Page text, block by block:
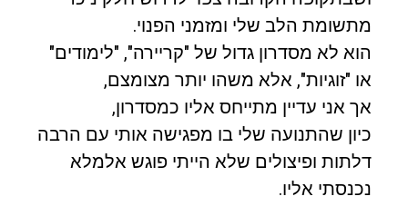
מתשומת הלב שלי ומזמני הפנוי.
הוא לא מסדרון גדול של "קריירה", "לימודים"
או "זוגיות", אלא משהו יותר מצומצם,
אך אני עדיין מתייחס אליו כמסדרון,
כיון שהתנועה שלי בו מפגישה אותי עם הרבה
דלתות ופיצולים שלא הייתי פוגש אלמלא
נכנסתי אליו.